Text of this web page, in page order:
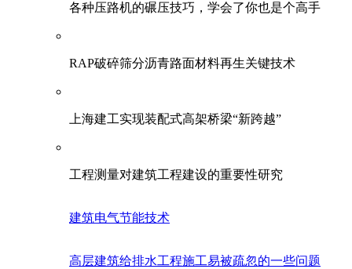
各种压路机的碾压技巧，学会了你也是个高手
RAP破碎筛分沥青路面材料再生关键技术
上海建工实现装配式高架桥梁“新跨越”
工程测量对建筑工程建设的重要性研究
建筑电气节能技术
高层建筑给排水工程施工易被疏忽的一些问题